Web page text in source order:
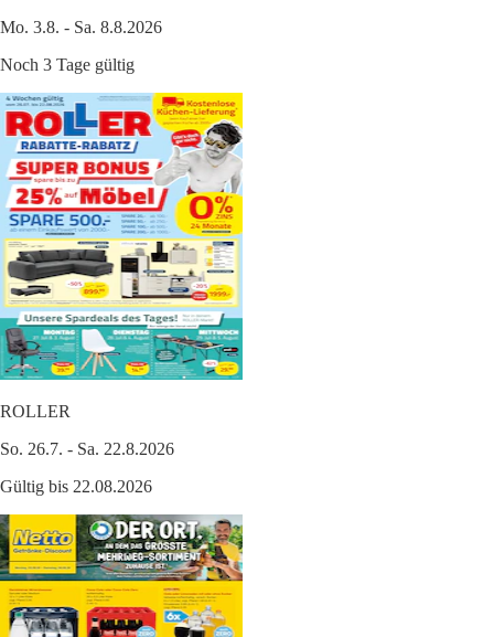
Mo. 3.8. - Sa. 8.8.2026
Noch 3 Tage gültig
ROLLER
So. 26.7. - Sa. 22.8.2026
Gültig bis 22.08.2026